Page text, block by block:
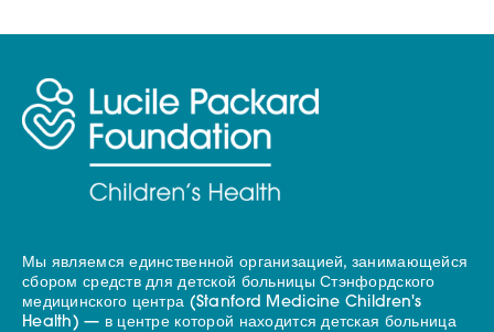
Мы являемся единственной организацией, занимающейся
сбором средств для детской больницы Стэнфордского
медицинского центра (Stanford Medicine Children's
Health) — в центре которой находится детская больница